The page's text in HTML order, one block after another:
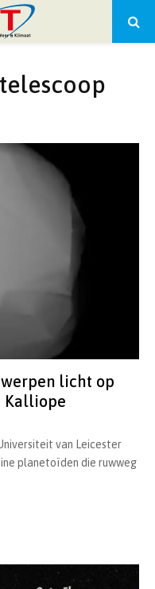
licht op
Kalliope
van Leicester
planetoïden die ruwweg